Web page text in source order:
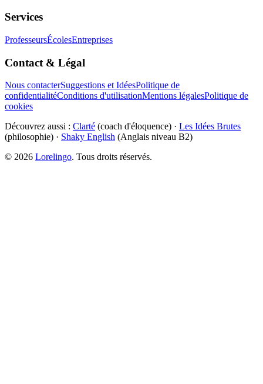
Services
ProfesseursÉcolesEntreprises
Contact & Légal
Nous contacterSuggestions et IdéesPolitique de
confidentialitéConditions d'utilisationMentions légalesPolitique de
cookies
Découvrez aussi : Clarté (coach d'éloquence) · Les Idées Brutes
(philosophie) · Shaky English (Anglais niveau B2)
© 2026 Lorelingo. Tous droits réservés.